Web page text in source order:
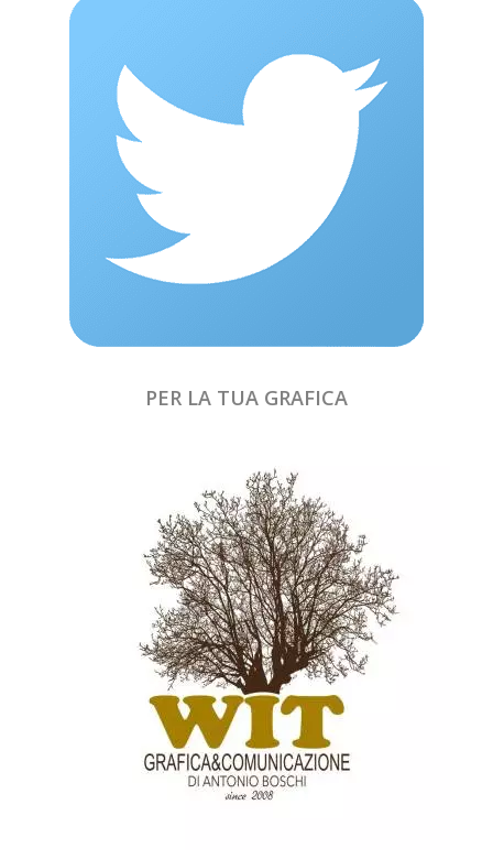
PER LA TUA GRAFICA